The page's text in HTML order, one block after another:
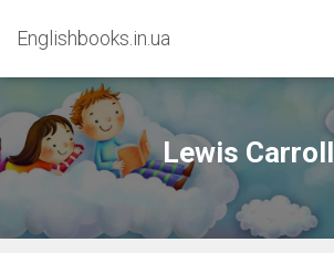
Englishbooks.in.ua
Lewis Carroll